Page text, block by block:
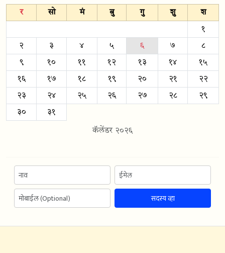
र सो मं बु गु शु श
१
२ ३ ४ ५ ६ ७ ८
९ १० ११ १२ १३ १४ १५
१६ १७ १८ १९ २० २१ २२
२३ २४ २५ २६ २७ २८ २९
३० ३१
कॅलेंडर २०२६
सदस्य व्हा